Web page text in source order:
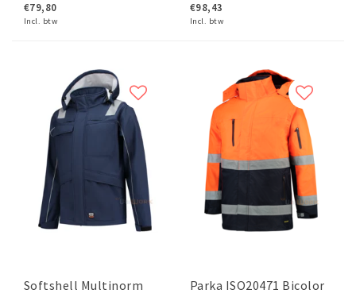
€79,80
Incl. btw
€98,43
Incl. btw
Softshell Multinorm Parka ISO20471 Bicolor